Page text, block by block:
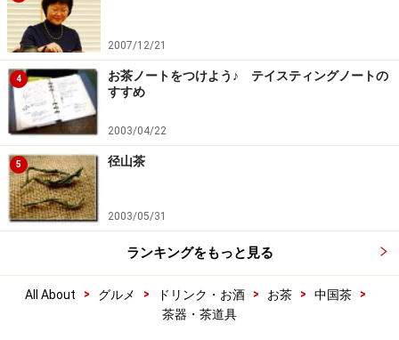
2007/12/21
4
お茶ノートをつけよう♪ テイスティングノートの
すすめ
2003/04/22
5 径山茶
2003/05/31
ランキングをもっと見る
All About > グルメ > ドリンク・お酒 > お茶 > 中国茶
>
茶器・茶道具